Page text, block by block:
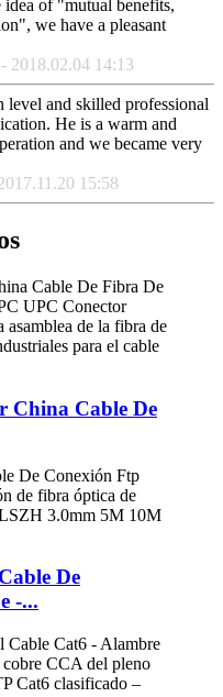
idea of "mutual benefits,
we have a pleasant
2018.02.04 14:13
level and skilled professional
He is a warm and
and we became very
15:58
China Cable De
De
-...